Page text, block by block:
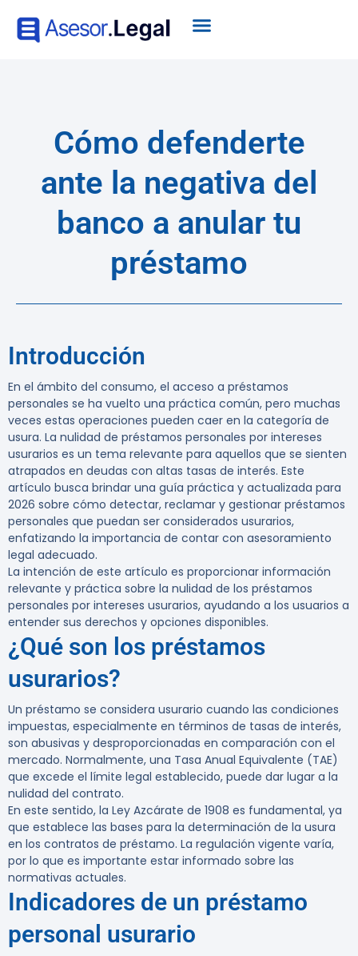
Cómo defenderte
ante la negativa del
banco a anular tu
préstamo
Introducción
En el ámbito del consumo, el acceso a préstamos
personales se ha vuelto una práctica común, pero muchas
veces estas operaciones pueden caer en la categoría de
usura. La nulidad de préstamos personales por intereses
usurarios es un tema relevante para aquellos que se sienten
atrapados en deudas con altas tasas de interés. Este
artículo busca brindar una guía práctica y actualizada para
2026 sobre cómo detectar, reclamar y gestionar préstamos
personales que puedan ser considerados usurarios,
enfatizando la importancia de contar con asesoramiento
legal adecuado.
La intención de este artículo es proporcionar información
relevante y práctica sobre la nulidad de los préstamos
personales por intereses usurarios, ayudando a los usuarios a
entender sus derechos y opciones disponibles.
¿Qué son los préstamos
usurarios?
Un préstamo se considera usurario cuando las condiciones
impuestas, especialmente en términos de tasas de interés,
son abusivas y desproporcionadas en comparación con el
mercado. Normalmente, una Tasa Anual Equivalente (TAE)
que excede el límite legal establecido, puede dar lugar a la
nulidad del contrato.
En este sentido, la Ley Azcárate de 1908 es fundamental, ya
que establece las bases para la determinación de la usura
en los contratos de préstamo. La regulación vigente varía,
por lo que es importante estar informado sobre las
normativas actuales.
Indicadores de un préstamo
personal usurario